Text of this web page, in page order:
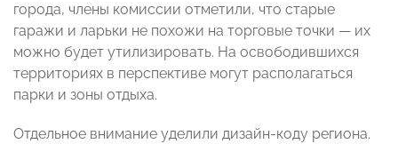
города, члены комиссии отметили, что старые
гаражи и ларьки не похожи на торговые точки — их
можно будет утилизировать. На освободившихся
территориях в перспективе могут располагаться
парки и зоны отдыха.
Отдельное внимание уделили дизайн-коду региона.